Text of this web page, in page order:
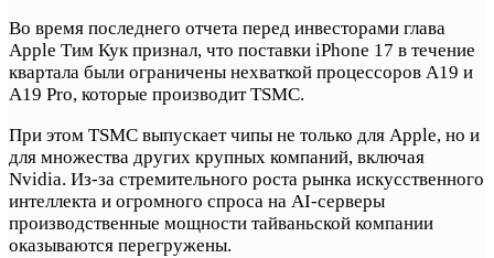
Во время последнего отчета перед инвесторами глава
Apple Тим Кук признал, что поставки iPhone 17 в течение
квартала были ограничены нехваткой процессоров A19 и
A19 Pro, которые производит TSMC.
При этом TSMC выпускает чипы не только для Apple, но и
для множества других крупных компаний, включая
Nvidia. Из-за стремительного роста рынка искусственного
интеллекта и огромного спроса на AI-серверы
производственные мощности тайваньской компании
оказываются перегружены.